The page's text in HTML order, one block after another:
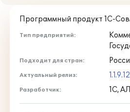
Программный продукт 1С-
Тип предприятий:
Подходит для стран:
Актуальный релиз:
Разработчик: 1С,